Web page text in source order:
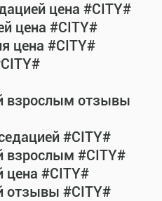
цена #CITY#
цена #CITY#
цена #CITY#
взрослым отзывы
#CITY#
взрослым #CITY#
цена #CITY#
отзывы #CITY#